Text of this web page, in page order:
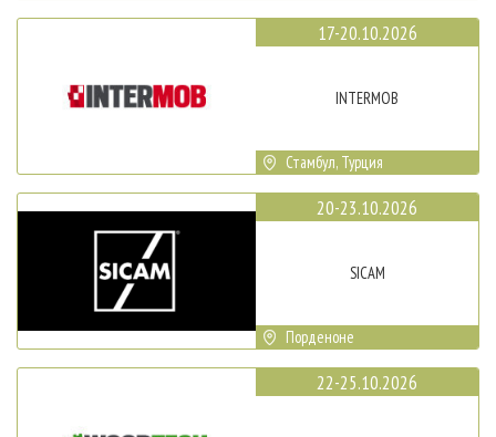
17-20.10.2026
INTERMOB
Стамбул, Турция
20-23.10.2026
SICAM
Порденоне
22-25.10.2026